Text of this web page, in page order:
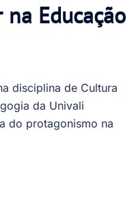
Educação
disciplina de Cultura
da Univali
do protagonismo na